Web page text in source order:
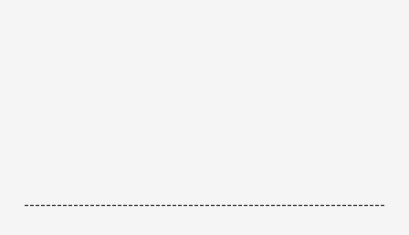
------------------------------------------------------------------